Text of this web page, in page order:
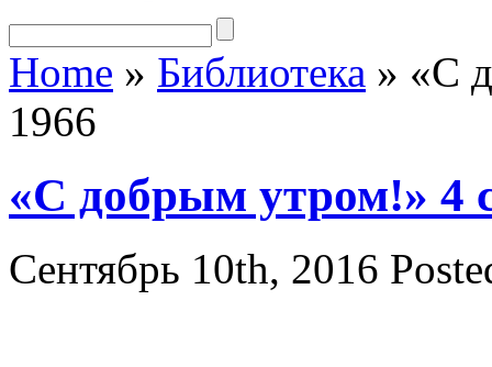
Home » Библиотека » «С
1966
«С добрым утром!» 4
Сентябрь 10th, 2016